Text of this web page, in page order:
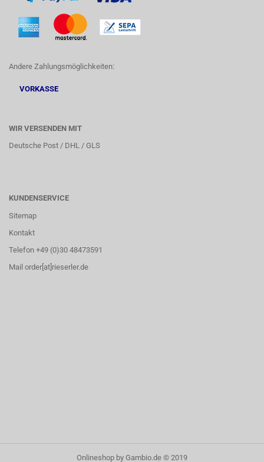
Andere Zahlungsmöglichkeiten:
VORKASSE
WIR VERSENDEN MIT
Deutsche Post / DHL / GLS
KUNDENSERVICE
Sitemap
Kontakt
Telefon +49 (0)30 48473591
Mail order[at]rieserler.de
Onlineshop by Gambio.de © 2019